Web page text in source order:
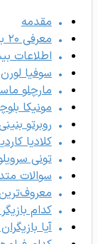
مقدمه
معرفی ۲۰ بازیگر معروف ایتالیا
اطلاعات
سوفیا لورن
مارچلو
مونیکا بلوچی
روبرتو بنینی
کلادیا
تونی سرویلو
سوالات
معروف‌ترین
کدام بازیگر
آیا بازیگران